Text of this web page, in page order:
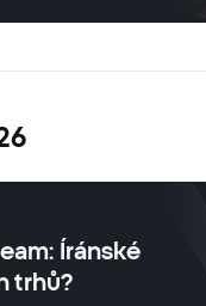
Íránské
trhů?